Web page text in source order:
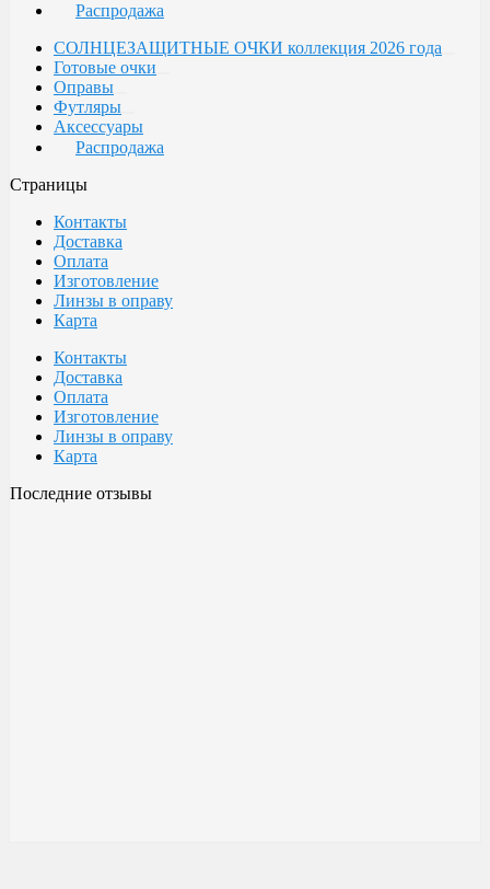
Распродажа
СОЛНЦЕЗАЩИТНЫЕ ОЧКИ коллекция 2026 года
Готовые очки
Оправы
Футляры
Аксессуары
Распродажа
Страницы
Контакты
Доставка
Оплата
Изготовление
Линзы в оправу
Карта
Контакты
Доставка
Оплата
Изготовление
Линзы в оправу
Карта
Последние отзывы